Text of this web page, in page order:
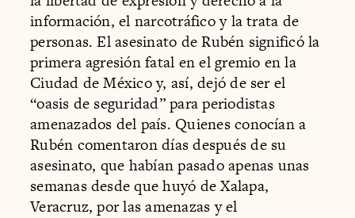
información, el narcotráfico y la trata de
personas. El asesinato de Rubén significó la
primera agresión fatal en el gremio en la
Ciudad de México y, así, dejó de ser el
“oasis de seguridad” para periodistas
amenazados del país. Quienes conocían a
Rubén comentaron días después de su
asesinato, que habían pasado apenas unas
semanas desde que huyó de Xalapa,
Veracruz, por las amenazas y el